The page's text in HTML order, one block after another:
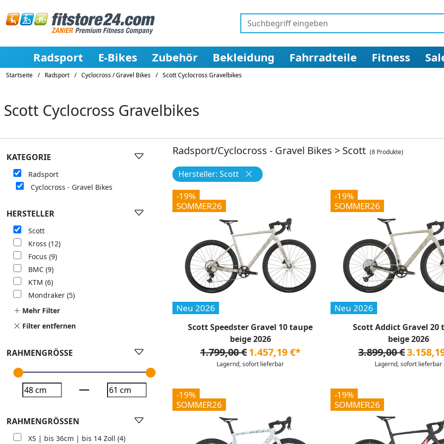
Radsport E-Bikes Zubehör Bekleidung Fahrradteile Fitness
Startseite / Radsport / Cyclocross / Gravel Bikes / Scott Cyclocross Gravelbikes
Scott Cyclocross Gravelbikes
KATEGORIE
Radsport
Cyclocross - Gravel Bikes
HERSTELLER
Scott
Kross (12)
Focus (9)
BMC (9)
KTM (6)
Mondraker (5)
Mehr Filter
Filter entfernen
RAHMENGRÖSSE
RAHMENGRÖSSEN
XS | bis 36cm | bis 14 Zoll (4)
Radsport/Cyclocross - Gravel Bikes > Scott (8 Produkte)
Hersteller: Scott
-19%
SOMMER26
Neu 2026
Scott Speedster Gravel 10 taupe
beige 2026
1.799,00 €1.457,19 €*
Lagernd, sofort lieferbar
-19%
SOMMER26
Neu 2026
Scott Addict Gravel 20
beige 2026
3.899,00 €
Lagernd, sofort lieferbar
-19%
SOMMER26
-19%
SOMMER26